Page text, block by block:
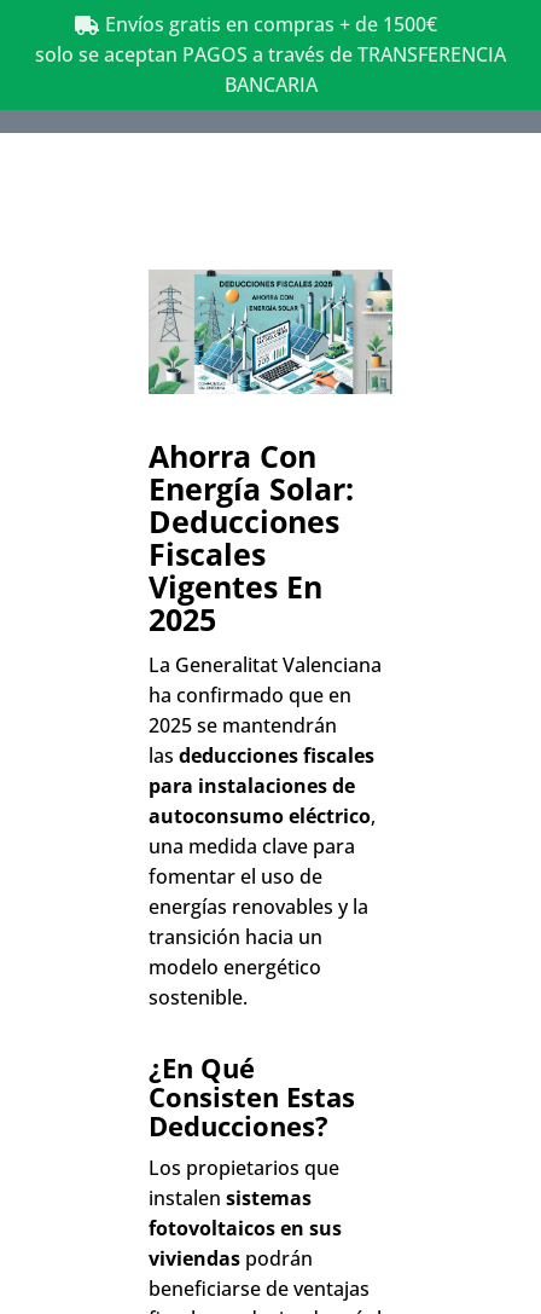
Envíos gratis en compras + de 1500€
solo se aceptan PAGOS a través de TRANSFERENCIA
BANCARIA
Ahorra Con
Energía Solar:
Deducciones
Fiscales
Vigentes En
2025
La Generalitat Valenciana
ha confirmado que en
2025 se mantendrán
lasdeducciones fiscales
para instalaciones de
autoconsumo eléctrico,
una medida clave para
fomentar el uso de
energías renovables y la
transición hacia un
modelo energético
sostenible.
¿En Qué
Consisten Estas
Deducciones?
Los propietarios que
instalensistemas
fotovoltaicos en sus
viviendas podrán
beneficiarse de ventajas